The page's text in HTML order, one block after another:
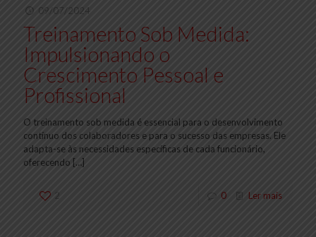
09/07/2024
Treinamento Sob Medida:
Impulsionando o
Crescimento Pessoal e
Profissional
O treinamento sob medida é essencial para o desenvolvimento
contínuo dos colaboradores e para o sucesso das empresas. Ele
adapta-se às necessidades específicas de cada funcionário,
oferecendo […]
2 0 Ler mais